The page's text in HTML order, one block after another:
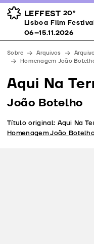
LEFFEST 20º
Lisboa Film Festival
Prémios
Espaços
Apoios
Equipa
Downloads
Contactos
Lisboa Film
06–15.11.2026
Sobre Arquivos
Homenagem João
Aqui Na
João Botelho
Título original: Aqui Na
Homenagem João